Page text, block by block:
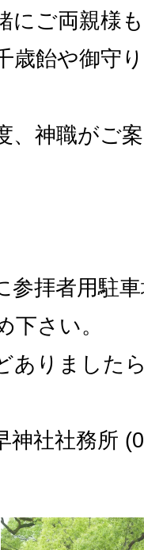
ご両親様
飴や御守
神職がご
拝者用駐
さい。
ありました
社社務所